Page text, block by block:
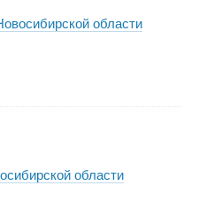
области
области